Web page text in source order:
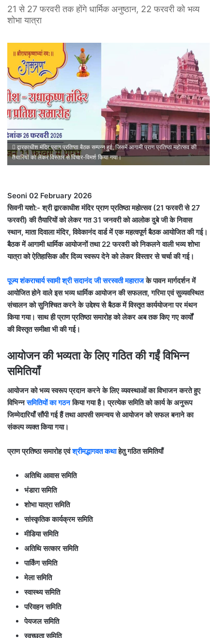
21 से 27 फरवरी तक होंगे धार्मिक अनुष्ठान, 22 फरवरी को भव्य
शोभा यात्रा
द्वारकाधीश मंदिर प्राण प्रतिष्ठा बैठक सम्पन्न हुई, जिसमें आगामी प्राण प्रतिष्ठा महोत्सव की
तैयारियों को लेकर विस्तार से विचार-विमर्श किया गया।
Seoni 02 February 2026
सिवनी यशो:- श्री द्वारकाधीश मंदिर प्राण प्रतिष्ठा महोत्सव (21 फरवरी से 27
फरवरी) की तैयारियों को लेकर गत 31 जनवरी को आलोक दुबे जी के निवास
स्थान, माता दिवाला मंदिर, विवेकानंद वार्ड में एक महत्वपूर्ण बैठक आयोजित की गई।
बैठक में आगामी धार्मिक आयोजनों तथा 22 फरवरी को निकलने वाली भव्य शोभा
यात्रा को ऐतिहासिक और दिव्य स्वरूप देने को लेकर विस्तार से चर्चा की गई।
पूज्य शंकराचार्य स्वामी श्री सदानंद जी सरस्वती महाराजके पावन मार्गदर्शन में
आयोजित होने वाले इस भव्य धार्मिक आयोजन की सफलता, गरिमा एवं सुव्यवस्थित
संचालन को सुनिश्चित करने के उद्देश्य से बैठक में विस्तृत कार्ययोजना पर मंथन
किया गया। साथ ही प्राण प्रतिष्ठा समारोह को लेकर अब तक किए गए कार्यों
की विस्तृत समीक्षा भी की गई।
आयोजन की भव्यता के लिए गठित की गईं विभिन्न
समितियाँ
आयोजन को भव्य स्वरूप प्रदान करने के लिए व्यवस्थाओं का विभाजन करते हुए
विभिन्नसमितियों का गठनकिया गया है। प्रत्येक समिति को कार्य के अनुरूप
जिम्मेदारियाँ सौंपी गई हैं तथा आपसी समन्वय से आयोजन को सफल बनाने का
संकल्प व्यक्त किया गया।
प्राण प्रतिष्ठा समारोह एवंश्रीमद्भागवत कथाहेतु गठित समितियाँ
अतिथि आवास समिति
भंडारा समिति
शोभा यात्रा समिति
सांस्कृतिक कार्यक्रम समिति
मीडिया समिति
अतिथि सत्कार समिति
पार्किंग समिति
मेला समिति
स्वास्थ्य समिति
परिवहन समिति
पेयजल समिति
स्वच्छता समिति